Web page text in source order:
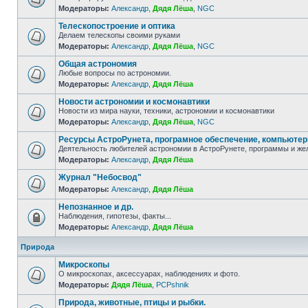
Модераторы: Александр Дядя Лёша NGC
Телескопостроение и оптика
Делаем телескопы своими руками
Модераторы: Александр Дядя Лёша NGC
Общая астрономия
Любые вопросы по астрономии.
Модераторы: Александр Дядя Лёша
Новости астрономии и космонавтики
Новости из мира науки, техники, астрономии и космонавтики
Модераторы: Александр Дядя Лёша NGC
Ресурсы АстроРунета, програмное обеспечение,
Деятельность любителей астрономии в АстроРунете, программы и
Модераторы: Александр Дядя Лёша
Журнал "Небосвод"
Модераторы: Александр Дядя Лёша
Непознанное и др.
Наблюдения, гипотезы, факты...
Модераторы: Александр Дядя Лёша
Природа
Микроскопы
О микроскопах, аксессуарах, наблюдениях и фото.
Модераторы: Дядя Лёша PCPshnik
Природа, животные, птицы и рыбки.